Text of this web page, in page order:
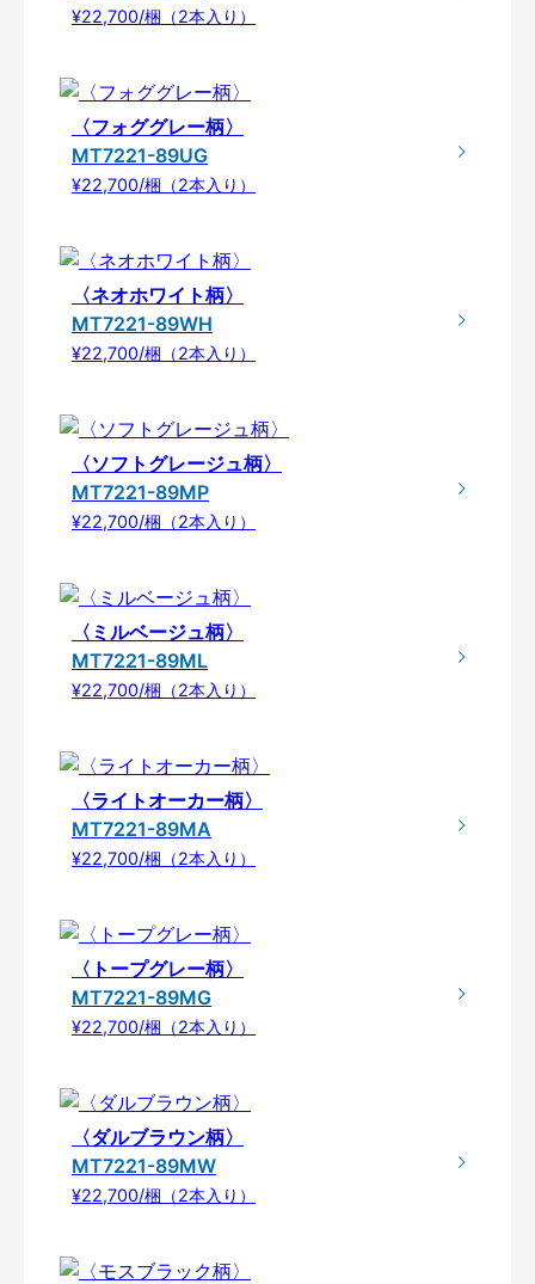
¥22,700/梱（2本入り）
〈フォググレー柄〉
MT7221-89UG
¥22,700/梱（2本入り）
〈ネオホワイト柄〉
MT7221-89WH
¥22,700/梱（2本入り）
〈ソフトグレージュ柄〉
MT7221-89MP
¥22,700/梱（2本入り）
〈ミルベージュ柄〉
MT7221-89ML
¥22,700/梱（2本入り）
〈ライトオーカー柄〉
MT7221-89MA
¥22,700/梱（2本入り）
〈トープグレー柄〉
MT7221-89MG
¥22,700/梱（2本入り）
〈ダルブラウン柄〉
MT7221-89MW
¥22,700/梱（2本入り）